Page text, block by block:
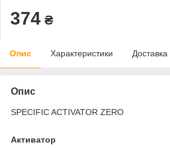
374 ₴
Опис Характеристики Доставка
Опис
SPECIFIC ACTIVATOR ZERO
Активатор